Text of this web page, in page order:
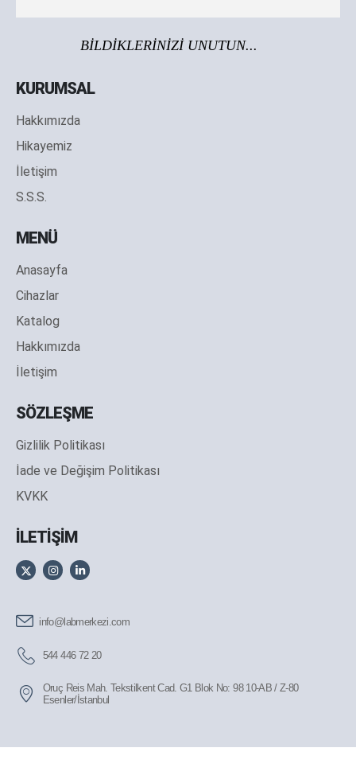
BİLDİKLERİNİZİ UNUTUN...
KURUMSAL
Hakkımızda
Hikayemiz
İletişim
S.S.S.
MENÜ
Anasayfa
Cihazlar
Katalog
Hakkımızda
İletişim
SÖZLEŞME
Gizlilik Politikası
İade ve Değişim Politikası
KVKK
İLETİŞİM
info@labmerkezi.com
544 446 72 20
Oruç Reis Mah. Tekstilkent Cad. G1 Blok No: 98 10-AB / Z-80
Esenler/İstanbul